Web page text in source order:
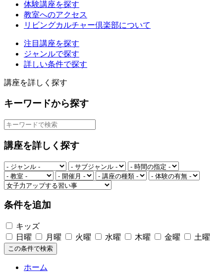
体験講座を探す
教室へのアクセス
リビングカルチャー倶楽部について
注目講座を探す
ジャンルで探す
詳しい条件で探す
講座を詳しく探す
キーワードから探す
講座を詳しく探す
条件を追加
キッズ
日曜
月曜 火曜 水曜 木曜 金曜 土曜
この条件で検索
ホーム